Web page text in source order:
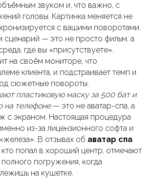
звуком и, что важно, с
головы. Картинка меняется не
с вашими поворотами.
сценарий — это не просто фильм, а
где вы «присутствуете».
на своём мониторе, что
клиента, и подстраивает темп и
сюжетные повороты.
пластиковую маску за 500 бат и
на телефоне— это не аватар-спа, а
с экраном. Настоящая процедура
из-за лицензионного софта и
В отзывах об аватар спа
кто попал в хороший центр, отмечают
погружения, когда
на кушетке.